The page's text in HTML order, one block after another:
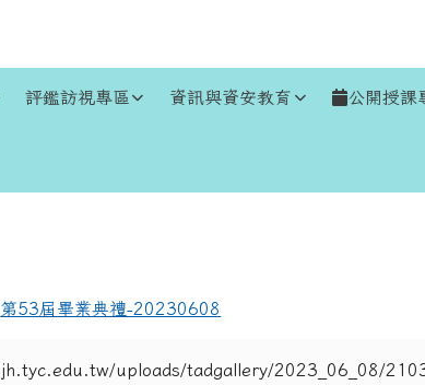
評鑑訪視專區 資訊與資安教育 公開授課
第53屆畢業典禮-20230608